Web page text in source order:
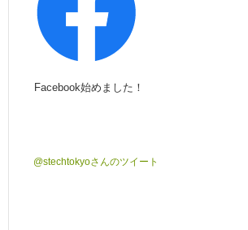
Facebook始めました！
@stechtokyoさんのツイート